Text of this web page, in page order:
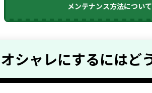
メンテナンス方法につい
シャレにするにはど